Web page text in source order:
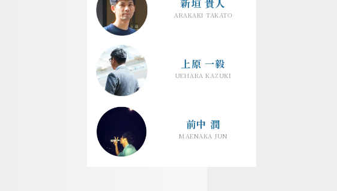
新垣 貴人
ARAKAKI TAKATO
上原 一毅
UEHARA KAZUKI
前中 潤
MAENAKA JUN